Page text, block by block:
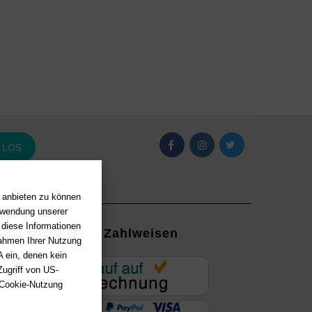
zu können
unserer
Informationen
Ihrer Nutzung
ein, denen kein
von US-
Nutzung
LOS
mit
Zahlweisen